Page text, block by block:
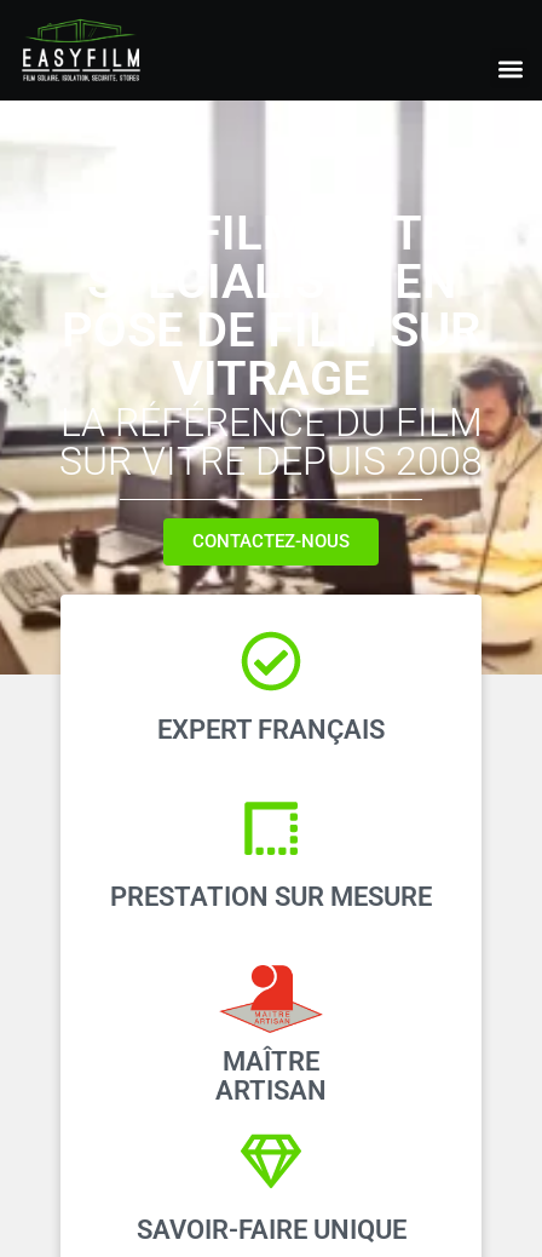
EASY FILM, VOTRE
SPÉCIALISTE EN
POSE DE FILM SUR
VITRAGE
LA RÉFÉRENCE DU FILM
SUR VITRE DEPUIS 2008
CONTACTEZ-NOUS
EXPERT FRANÇAIS
PRESTATION SUR MESURE
MAÎTRE
ARTISAN
SAVOIR-FAIRE UNIQUE